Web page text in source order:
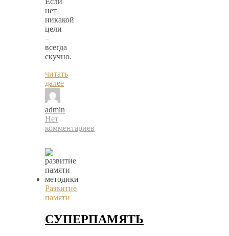
нет
никакой
цели
–
всегда
скучно.
читать
далее
admin
Нет
комментариев
Развитие
памяти
СУПЕРПАМЯТЬ